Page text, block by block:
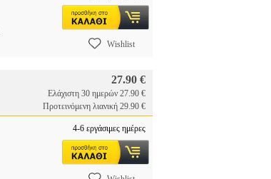
Wishlist
27.90 €
Ελάχιστη 30 ημερών 27.90 €
Προτεινόμενη λιανική 29.90 €
4-6 εργάσιμες ημέρες